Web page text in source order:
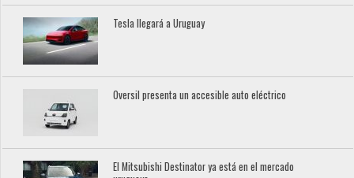
Tesla llegará a Uruguay
Oversil presenta un accesible auto eléctrico
El Mitsubishi Destinator ya está en el mercado